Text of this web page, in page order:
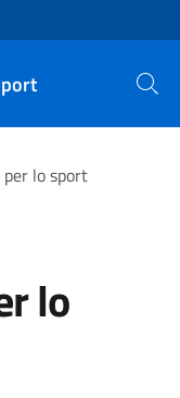
Cerca
lo sport
lo